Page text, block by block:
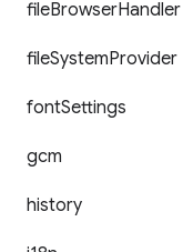
fileBrowserHandler
fileSystemProvider
fontSettings
gcm
history